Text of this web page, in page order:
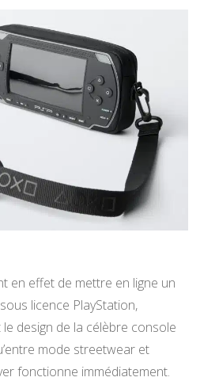
en effet de mettre en ligne un
licence PlayStation,
design de la célèbre console
mode streetwear et
fonctionne immédiatement.